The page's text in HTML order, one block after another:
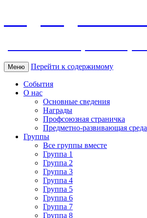
Меню Перейти к содержимому
События
О нас
Основные сведения
Награды
Профсоюзная страничка
Предметно-развивающая среда
Группы
Все группы вместе
Группа 1
Группа 2
Группа 3
Группа 4
Группа 5
Группа 6
Группа 7
Группа 8